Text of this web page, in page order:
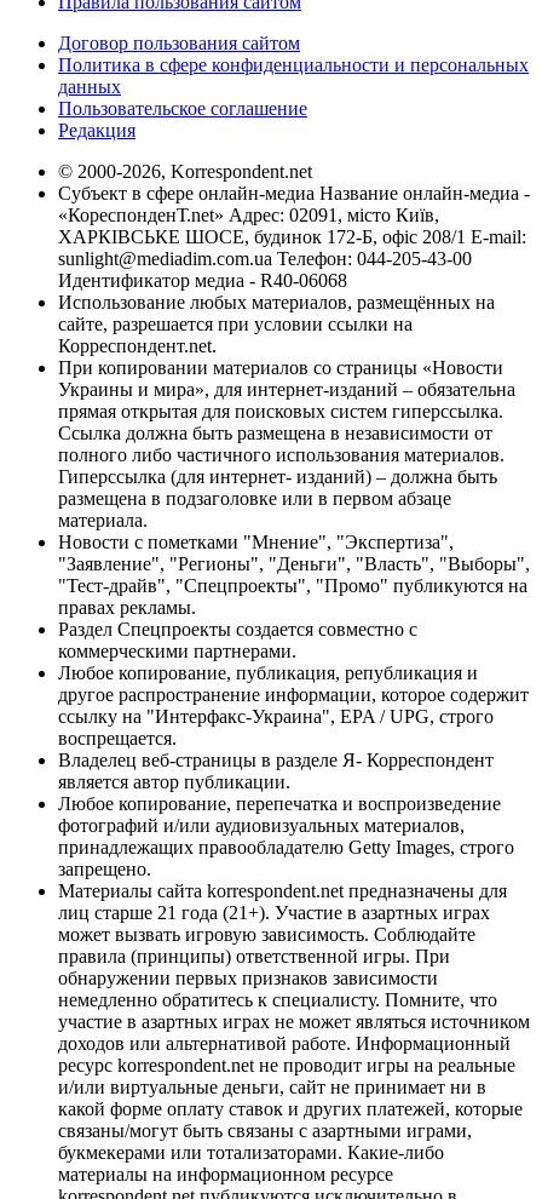
Договор пользования сайтом
Политика в сфере конфиденциальности и персональных
данных
Пользовательское соглашение
Редакция
© 2000-2026, Korrespondent.net
Субъект в сфере онлайн-медиа Название онлайн-медиа -
«КореспонденТ.net» Адрес: 02091, місто Київ,
ХАРКІВСЬКЕ ШОСЕ, будинок 172-Б, офіс 208/1 E-mail:
sunlight@mediadim.com.ua Телефон: 044-205-43-00
Идентификатор медиа - R40-06068
Использование любых материалов, размещённых на
сайте, разрешается при условии ссылки на
Корреспондент.net.
При копировании материалов со страницы «Новости
Украины и мира», для интернет-изданий – обязательна
прямая открытая для поисковых систем гиперссылка.
Ссылка должна быть размещена в независимости от
полного либо частичного использования материалов.
Гиперссылка (для интернет- изданий) – должна быть
размещена в подзаголовке или в первом абзаце
материала.
Новости с пометками "Мнение", "Экспертиза",
"Заявление", "Регионы", "Деньги", "Власть", "Выборы",
"Тест-драйв", "Спецпроекты", "Промо" публикуются на
правах рекламы.
Раздел Спецпроекты создается совместно с
коммерческими партнерами.
Любое копирование, публикация, републикация и
другое распространение информации, которое содержит
ссылку на "Интерфакс-Украина", EPA / UPG, строго
воспрещается.
Владелец веб-страницы в разделе Я- Корреспондент
является автор публикации.
Любое копирование, перепечатка и воспроизведение
фотографий и/или аудиовизуальных материалов,
принадлежащих правообладателю Getty Images, строго
запрещено.
Материалы сайта korrespondent.net предназначены для
лиц старше 21 года (21+). Участие в азартных играх
может вызвать игровую зависимость. Соблюдайте
правила (принципы) ответственной игры. При
обнаружении первых признаков зависимости
немедленно обратитесь к специалисту. Помните, что
участие в азартных играх не может являться источником
доходов или альтернативой работе. Информационный
ресурс korrespondent.net не проводит игры на реальные
и/или виртуальные деньги, сайт не принимает ни в
какой форме оплату ставок и других платежей, которые
связаны/могут быть связаны с азартными играми,
букмекерами или тотализаторами. Какие-либо
материалы на информационном ресурсе